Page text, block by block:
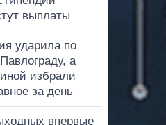
выплаты
ударила по
а
избрали
за день
впервые